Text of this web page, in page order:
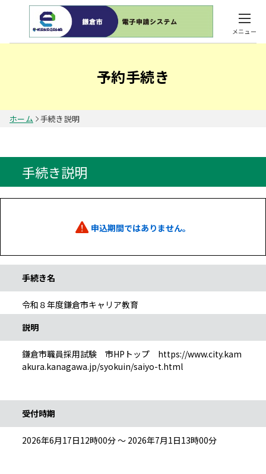
メニュー
予約手続き
ホーム 手続き説明
手続き説明
申込期間ではありません。
手続き名
令和８年度鎌倉市キャリア教育
説明
鎌倉市職員採用試験 市HPトップ https://www.city.kam
akura.kanagawa.jp/syokuin/saiyo-t.html
受付時期
2026年6月17日12時00分 ～ 2026年7月1日13時00分